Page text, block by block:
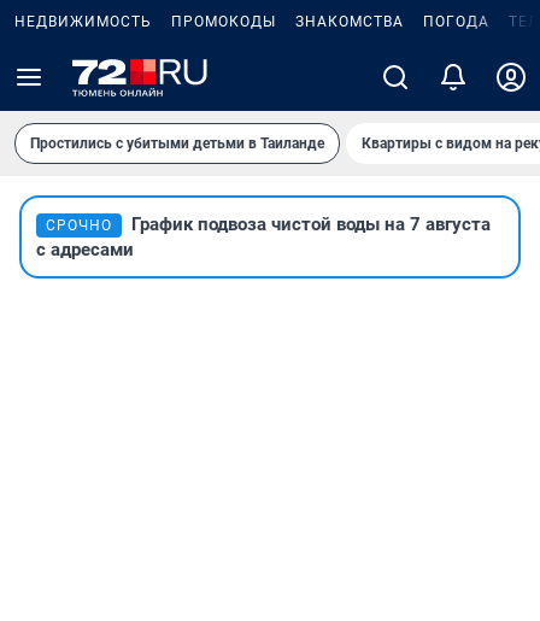
НЕДВИЖИМОСТЬ ПРОМОКОДЫ ЗНАКОМСТВА ПОГОДА
Простились с убитыми детьми в Таиланде Квартиры с видом на
СРОЧНО
График подвоза чистой воды на 7 августа
с адресами